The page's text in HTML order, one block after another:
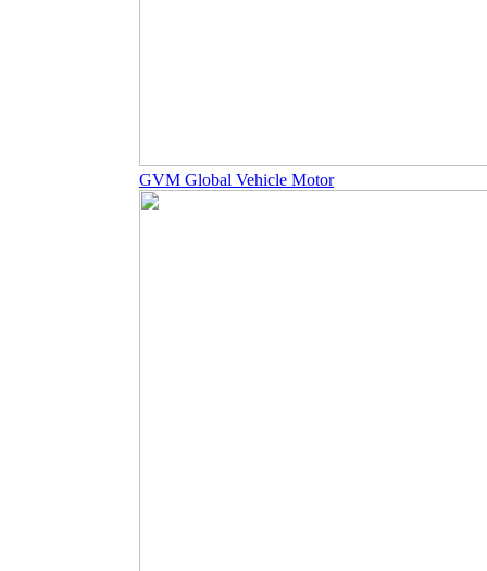
GVM Global Vehicle Motor